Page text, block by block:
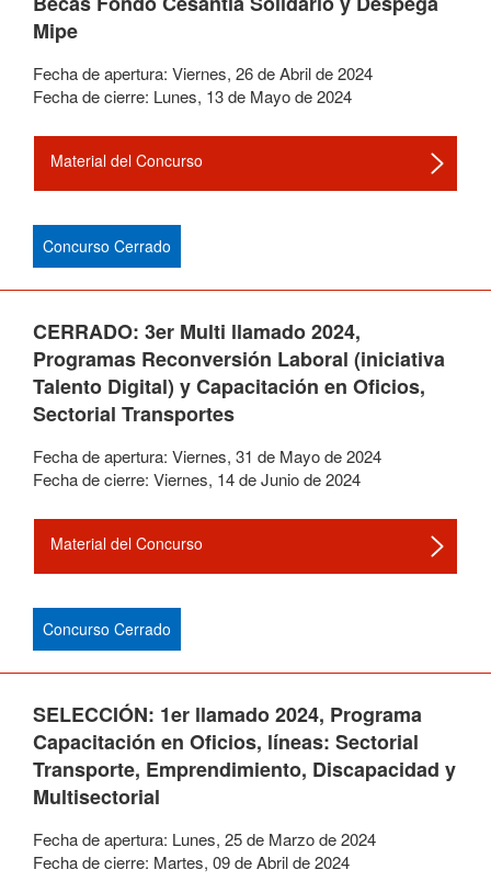
Mipe
Fecha de apertura: Viernes, 26deAbrilde2024
Fecha de cierre: Lunes, 13de Mayode2024
Material del Concurso
Concurso Cerrado
CERRADO: 3er Multi llamado 2024,
Programas Reconversión Laboral (iniciativa
Talento Digital) y Capacitación en Oficios,
Sectorial Transportes
Fecha de apertura: Viernes, 31 de Mayode2024
Fecha de cierre: Viernes, 14deJuniode2024
Material del Concurso
Concurso Cerrado
SELECCIÓN: 1er llamado 2024, Programa
Capacitación en Oficios, líneas: Sectorial
Transporte, Emprendimiento, Discapacidad y
Multisectorial
Fecha de apertura: Lunes, 25de Marzode2024
Fecha de cierre: Martes, 09deAbrilde2024